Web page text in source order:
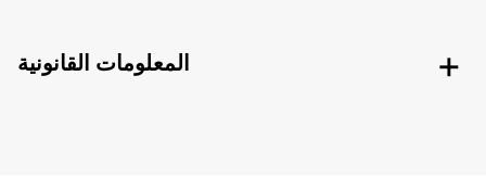
المعلومات القانونية